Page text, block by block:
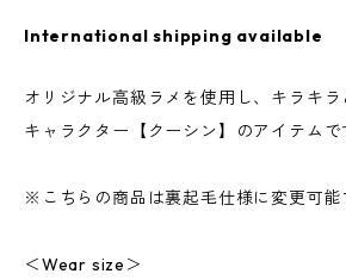
International shipping available
オリジナル高級ラメを使用し、キラキ
キャラクター【クーシン】のアイテムで
※こちらの商品は裏起毛仕様に変更可能
＜Wear size＞